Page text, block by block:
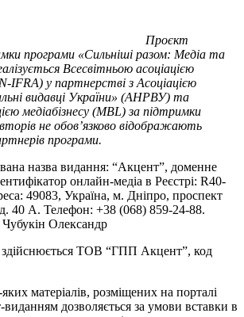
Проєкт
програми «Сильніші разом: Медіа та
Всесвітньою асоціацією
IFRA) у партнерстві з Асоціацією
видавці України» (АНРВУ) та
медіабізнесу (MBL) за підтримки
не обов’язково відображають
програми.
назва видання: “Акцент”, доменне
онлайн-медіа в Реєстрі: R40-
49083, Україна, м. Дніпро, проспект
40 А. Телефон: +38 (068) 859-24-88.
Олександр
здійснюється ТОВ “ГПП Акцент”, код
матеріалів, розміщених на порталі
дозволяється за умови вставки в